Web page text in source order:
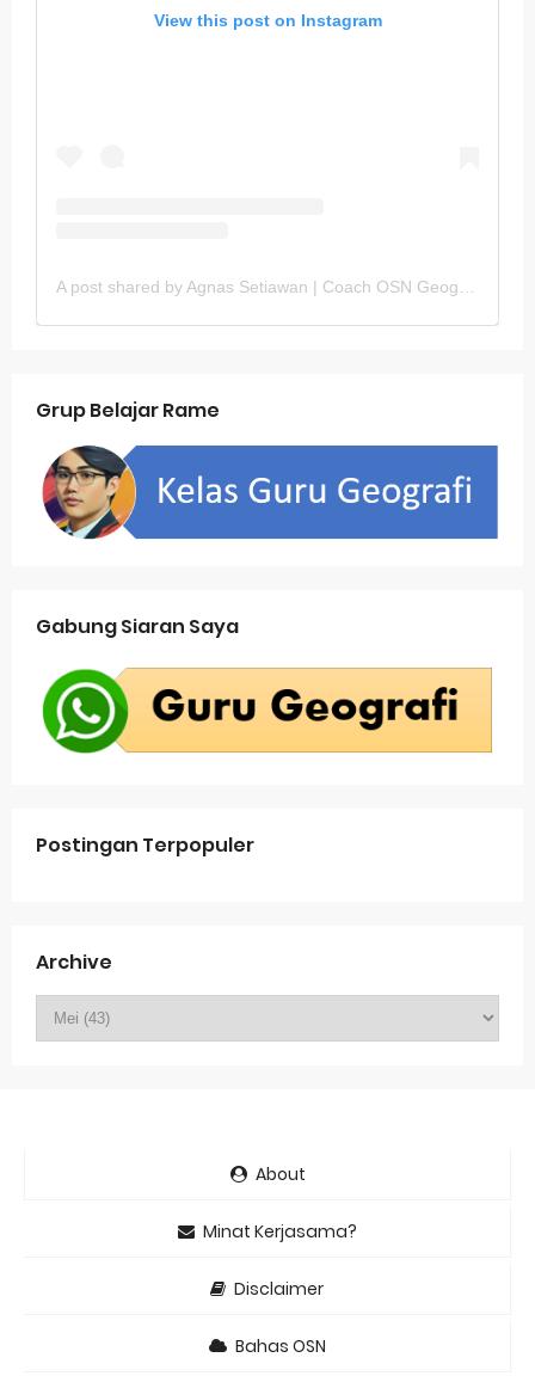
View this post on Instagram
Grup Belajar Rame
Gabung Siaran Saya
Postingan Terpopuler
Archive
About
Minat Kerjasama?
Disclaimer
Bahas OSN